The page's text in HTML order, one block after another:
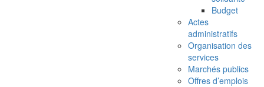
Budget
Actes
administratifs
Organisation des
services
Marchés publics
Offres d’emplois